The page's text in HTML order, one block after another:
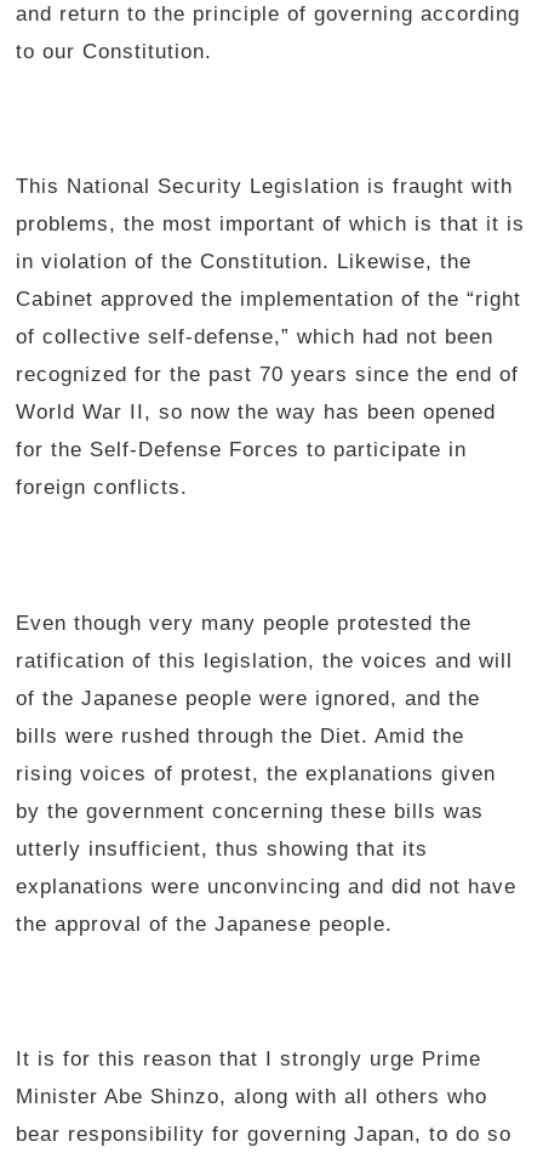
and return to the principle of governing according
to our Constitution.
This National Security Legislation is fraught with
problems, the most important of which is that it is
in violation of the Constitution. Likewise, the
Cabinet approved the implementation of the “right
of collective self-defense,” which had not been
recognized for the past 70 years since the end of
World War II, so now the way has been opened
for the Self-Defense Forces to participate in
foreign conflicts.
Even though very many people protested the
ratification of this legislation, the voices and will
of the Japanese people were ignored, and the
bills were rushed through the Diet. Amid the
rising voices of protest, the explanations given
by the government concerning these bills was
utterly insufficient, thus showing that its
explanations were unconvincing and did not have
the approval of the Japanese people.
It is for this reason that I strongly urge Prime
Minister Abe Shinzo, along with all others who
bear responsibility for governing Japan, to do so